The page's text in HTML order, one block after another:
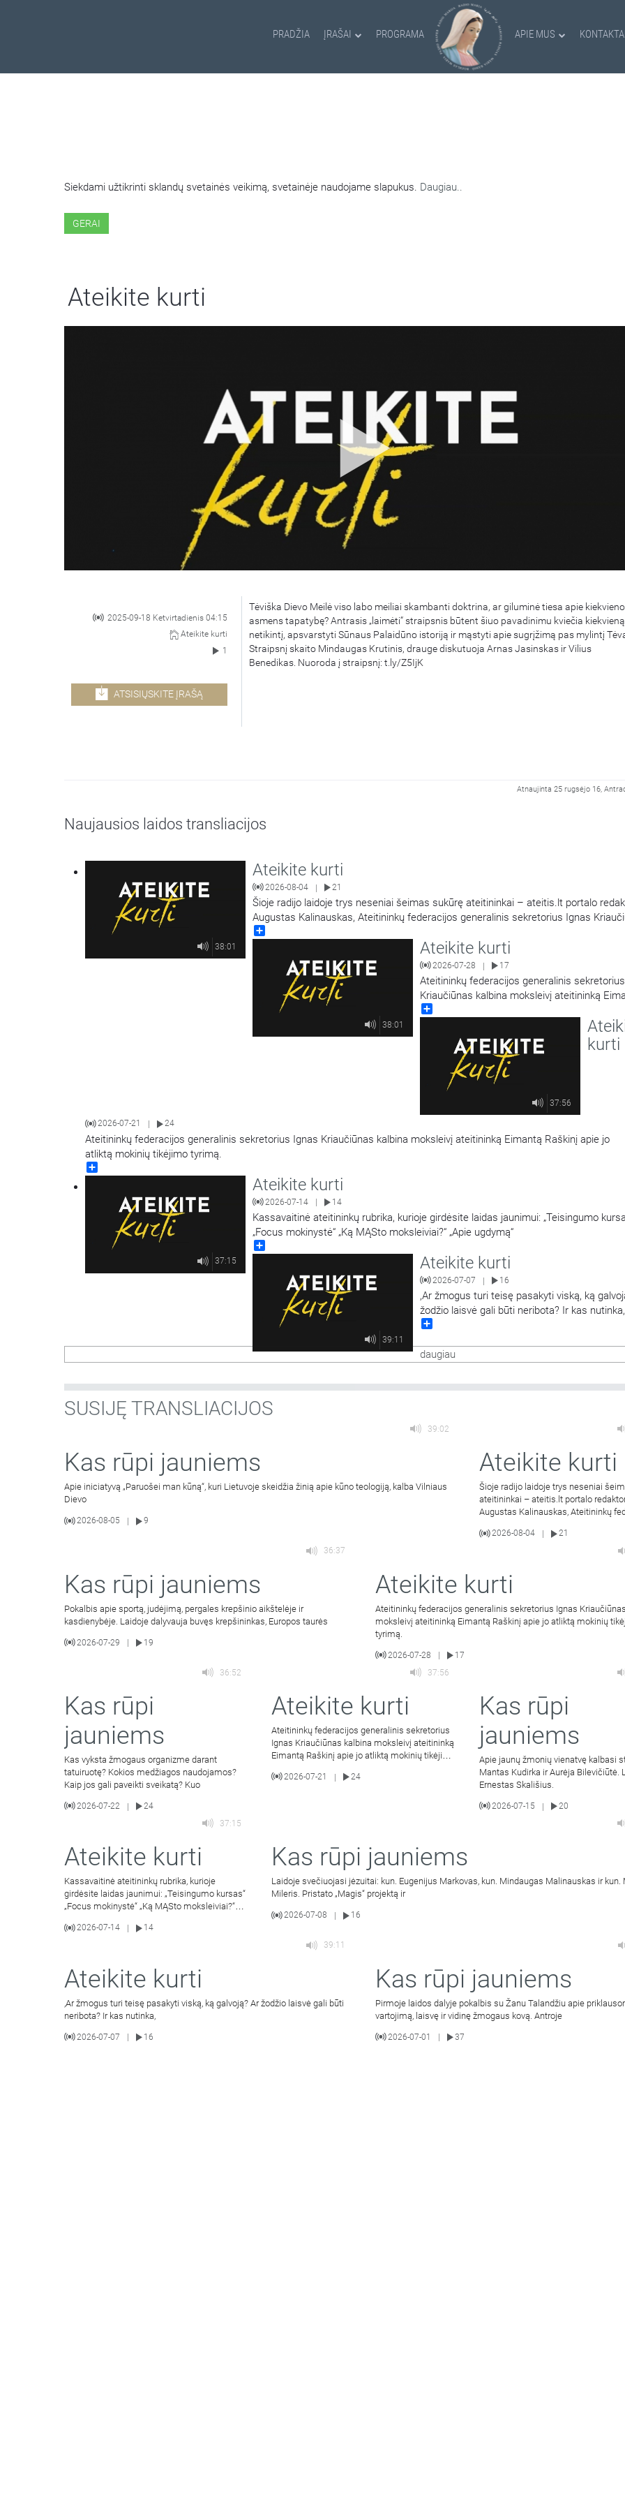
PRADŽIA ĮRAŠAI PROGRAMA APIE MUS
Siekdami užtikrinti sklandų svetainės veikimą, svetainėje naudojame slapukus. Daugiau..
GERAI
Ateikite kurti
2025-09-18 Ketvirtadienis 04:15
Ateikite kurti
1
ATSISIŲSKITE ĮRAŠĄ
Tėviška Dievo Meilė viso labo meiliai skambanti doktrina, ar giluminė tiesa apie kiekvieno
asmens tapatybę? Antrasis „laimėti“ straipsnis būtent šiuo pavadinimu kviečia
netikintį, apsvarstyti Sūnaus Palaidūno istoriją ir mąstyti apie sugrįžimą pas mylintį
Straipsnį skaito Mindaugas Krutinis, drauge diskutuoja Arnas Jasinskas ir Vilius
Benedikas. Nuoroda į straipsnį: t.ly/Z5IjK
Atnaujinta 25 rugsėjo 16,
Naujausios laidos transliacijos
38:01
Ateikite kurti
2026-08-04 | 21
Šioje radijo laidoje trys neseniai šeimas sukūrę ateitininkai – ateitis.lt portalo
Augustas Kalinauskas, Ateitininkų federacijos generalinis sekretorius Ignas
Lietuvos Respublikos prezidentūros Renginių ir valstybinių apdovanojimų skyriuje
Rapolas Urbonas aptaria klausimą, kodėl yra verta kurti šeimą? Taip pat
38:01
Ateikite kurti
2026-07-28 | 17
Ateitininkų federacijos generalinis
Kriaučiūnas kalbina moksleivį ateitininką
Raškinį apie jo atliktą mokinių tikėjimo tyrimą.
37:56
kurti
2026-07-21 24
Ateitininkų federacijos generalinis sekretorius Ignas Kriaučiūnas kalbina moksleivį ateitininką Eimantą Raškinį apie jo
atliktą mokinių tikėjimo tyrimą.
37:15
Ateikite kurti
2026-07-14 14
Kassavaitinė ateitininkų rubrika, kurioje girdėsite laidas jaunimui: „Teisingumo kursas“
„Focus mokinystė“ „Ką MĄSto moksleiviai?“ „Apie ugdymą“
39:11
Ateikite kurti
2026-07-07 | 16
,Ar žmogus turi teisę pasakyti viską, ką
žodžio laisvė gali būti neribota? Ir kas
žodžiai pradeda žeisti, skaldyti ar kurstyti?
prasideda atsakomybė, ar pavojinga riboti
daugiau
SUSIJĘ TRANSLIACIJOS
39:02
Kas rūpi jauniems
Apie iniciatyvą „Paruošei man kūną“, kuri Lietuvoje skeidžia žinią apie kūno teologiją, kalba Vilniaus
Dievo
2026-08-05 9
Ateikite kurti
Šioje radijo laidoje trys neseniai
ateitininkai – ateitis.lt portalo
Augustas Kalinauskas, Ateitininkų
2026-08-04
21
36:37
Kas rūpi jauniems
Pokalbis apie sportą, judėjimą, pergales krepšinio aikštelėje ir
kasdienybėje. Laidoje dalyvauja buvęs krepšininkas, Europos taurės
2026-07-29 19
Ateikite kurti
Ateitininkų federacijos generalinis sekretorius Ignas
moksleivį ateitininką Eimantą Raškinį apie jo atliktą mokinių
tyrimą.
2026-07-28
17
36:52
Kas rūpi
jauniems
Kas vyksta žmogaus organizme darant
tatuiruotę? Kokios medžiagos naudojamos?
Kaip jos gali paveikti sveikatą? Kuo
2026-07-22 | 24
37:56
Ateikite kurti
Ateitininkų federacijos generalinis sekretorius
Ignas Kriaučiūnas kalbina moksleivį ateitininką
Eimantą Raškinį apie jo atliktą mokinių tikėjimo
2026-07-21 | 24
Kas rūpi
jauniems
Apie jaunų žmonių vienatvę kalbasi
Mantas Kudirka ir Aurėja Bilevičiūtė.
Ernestas Skališius.
2026-07-15 |
20
37:15
Ateikite kurti
Kassavaitinė ateitininkų rubrika, kurioje
girdėsite laidas jaunimui: „Teisingumo kursas“
„Focus mokinystė“ „Ką MĄSto moksleiviai?“
2026-07-14 14
Kas rūpi jauniems
Laidoje svečiuojasi jėzuitai: kun. Eugenijus Markovas, kun. Mindaugas Malinauskas ir kun.
Mileris. Pristato „Magis“ projektą ir
2026-07-08 16
39:11
Ateikite kurti
,Ar žmogus turi teisę pasakyti viską, ką galvoją? Ar žodžio laisvė gali būti
neribota? Ir kas nutinka,
2026-07-07 16
Kas rūpi jauniems
Pirmoje laidos dalyje pokalbis su Žanu Talandžiu apie
vartojimą, laisvę ir vidinę žmogaus kovą. Antroje
2026-07-01 37